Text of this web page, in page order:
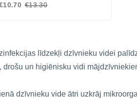
€13.30
līdzekļi dzīvnieku videi
drošu un higiēnisku vidi
dzīvnieku vide ātri uzkrāj